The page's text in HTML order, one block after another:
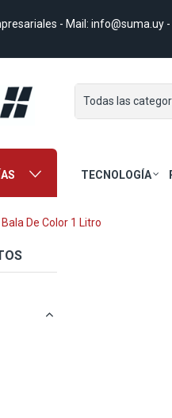
- Mail: info@suma.uy -
Todas las
TECNOLOGÍA
De Color 1 Litro